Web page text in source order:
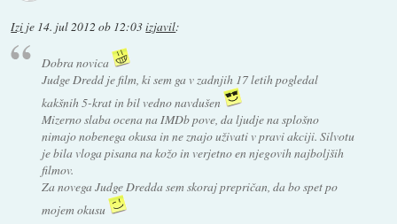
Izi je 14. jul 2012 ob 12:03izjavil:
Dobra novica
Judge Dredd je film, ki sem ga v zadnjih 17 letih pogledal
kakšnih 5-krat in bil vedno navdušen
Mizerno slaba ocena na IMDb pove, da ljudje na splošno
nimajo nobenega okusa in ne znajo uživati v pravi akciji. Silvotu
je bila vloga pisana na kožo in verjetno en njegovih najboljših
filmov.
Za novega Judge Dredda sem skoraj prepričan, da bo spet po
mojem okusu